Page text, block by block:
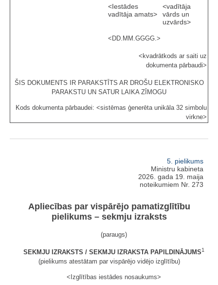
<Iestādes
vadītāja amats>
<DD.MM.GGGG.>
<vadītāja
vārds un
uzvārds>
<kvadrātkods ar saiti uz
dokumenta pārbaudi>
ŠIS DOKUMENTS IR PARAKSTĪTS AR DROŠU ELEKTRONISKO
PARAKSTU UN SATUR LAIKA ZĪMOGU
Kods dokumenta pārbaudei: <sistēmas ģenerēta unikāla 32 simbolu
virkne>
5. pielikums
Ministru kabineta
2026. gada 19. maija
noteikumiem Nr. 273
Apliecības par vispārējo pamatizglītību
pielikums – sekmju izraksts
(paraugs)
SEKMJU IZRAKSTS / SEKMJU IZRAKSTA PAPILDINĀJUMS1
(pielikums atestātam par vispārējo vidējo izglītību)
<Izglītības iestādes nosaukums>